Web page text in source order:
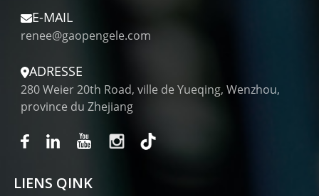
E-MAIL
renee@gaopengele.com
ADRESSE
280 Weier 20th Road, ville de Yueqing, Wenzhou,
province du Zhejiang
LIENS QINK